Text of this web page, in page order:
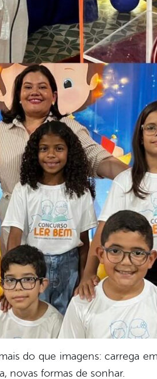
do que imagens: carrega
novas formas de sonhar.